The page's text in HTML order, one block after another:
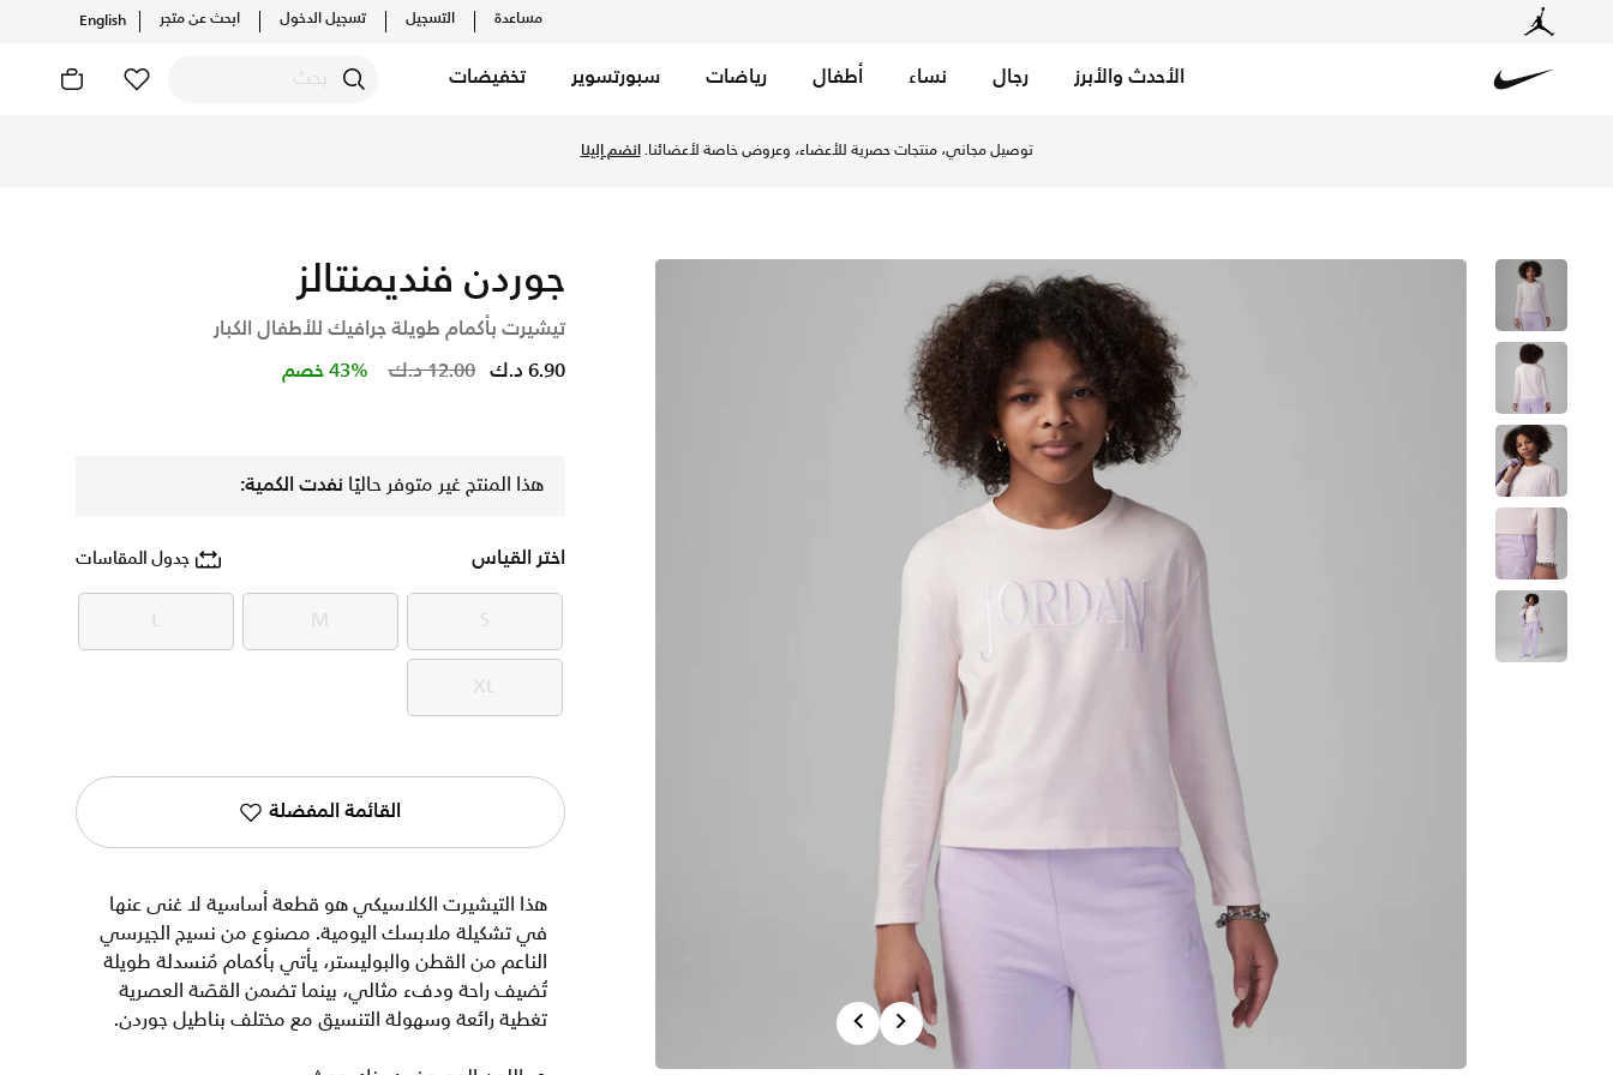
مساعدة التسجيل تسجيل الدخول ابحث عن متجر English
الأحدث والأبرز رجال نساء أطفال رياضات سبورتسوير تخفيضات
توصيل مجاني، منتجات حصرية للأعضاء، وعروض خاصة لأعضائنا.انضم إلينا
PreviousNext
جوردن فنديمنتالز
تيشيرت بأكمام طويلة جرافيك للأطفال الكبار
Price reduced from
12.00 د.ك to 6.90 د.ك 43% خصم
هذا المنتج غير متوفر حاليًا نفدت الكمية:
اختر القياس جدول المقاسات
S
S
M
M
L
L
XL
XL
القائمة المفضلة
هذا التيشيرت الكلاسيكي هو قطعة أساسية لا غنى عنها
في تشكيلة ملابسك اليومية. مصنوع من نسيج الجيرسي
الناعم من القطن والبوليستر، يأتي بأكمام مُنسدلة طويلة
تُضيف راحة ودفء مثالي، بينما تضمن القصّة العصرية
تغطية رائعة وسهولة التنسيق مع مختلف بناطيل جوردن.